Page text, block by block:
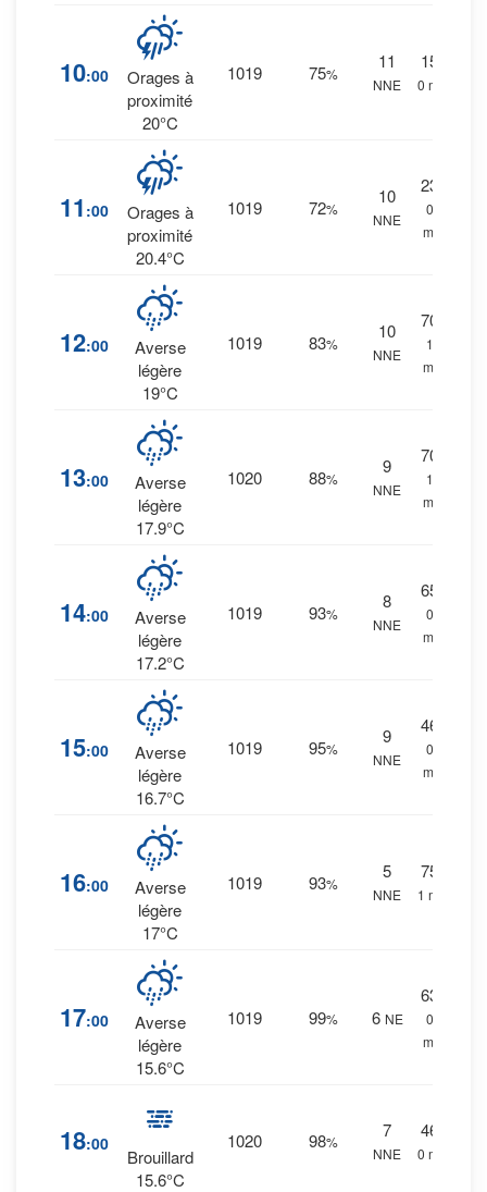
10:00
Orages à
proximité
20°C
1019 75%
11
NNE
15
0 mm.
11 :00
Orages à
proximité
20.4°C
1019 72%
10
NNE
23
0.1
mm.
12:00
Averse
légère
19°C
1019 83%
10
NNE
70
1.9
mm.
13:00
Averse
légère
17.9°C
1020 88%
9
NNE
70
1.8
mm.
14:00
Averse
légère
17.2°C
1019 93%
8
NNE
65
0.7
mm.
15:00
Averse
légère
16.7°C
1019 95%
9
NNE
46
0.2
mm.
16:00
Averse
légère
17°C
1019 93%
5
NNE
75
1 mm.
17:00
Averse
légère
15.6°C
1019 99% 6 NE
63
0.4
mm.
18:00
Brouillard
15.6°C
1020 98%
7
NNE
46
0 mm.